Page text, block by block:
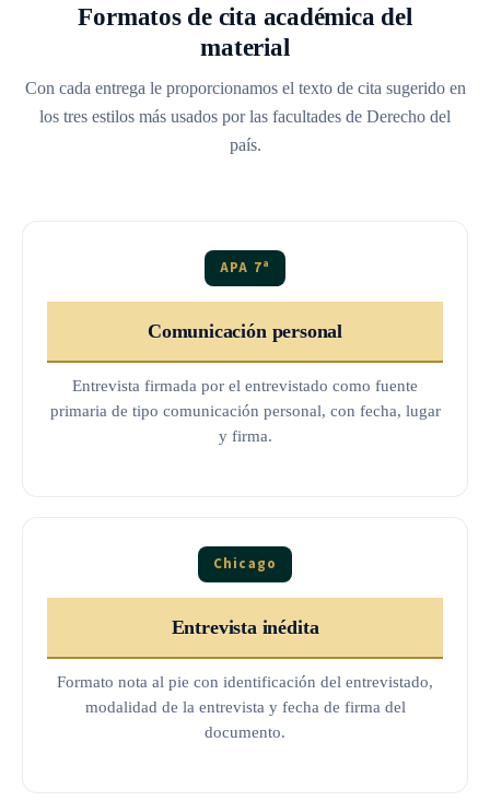
Formatos de cita académica del
material
Con cada entrega le proporcionamos el texto de cita sugerido en
los tres estilos más usados por las facultades de Derecho del
país.
APA 7ª
Comunicación personal
Entrevista firmada por el entrevistado como fuente
primaria de tipo comunicación personal, con fecha, lugar
y firma.
Chicago
Entrevista inédita
Formato nota al pie con identificación del entrevistado,
modalidad de la entrevista y fecha de firma del
documento.